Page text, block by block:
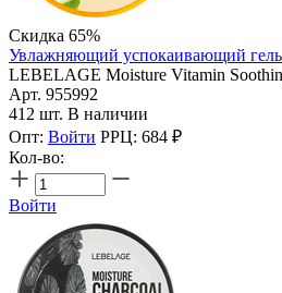
Скидка 65%
Увлажняющий успокаивающий
LEBELAGE Moisture Vitamin
Арт. 955992
412 шт. В наличии
Опт: Войти РРЦ: 684 ₽
Кол-во:
Войти